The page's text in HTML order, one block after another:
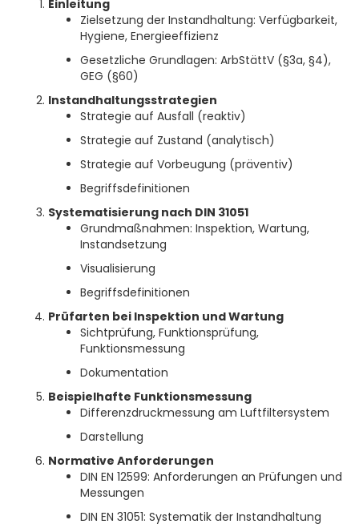
Einleitung
Zielsetzung der Instandhaltung: Verfügbarkeit,
Hygiene, Energieeffizienz
Gesetzliche Grundlagen: ArbStättV (§3a, §4),
GEG (§60)
Instandhaltungsstrategien
Strategie auf Ausfall (reaktiv)
Strategie auf Zustand (analytisch)
Strategie auf Vorbeugung (präventiv)
Begriffsdefinitionen
Systematisierung nach DIN 31051
Grundmaßnahmen: Inspektion, Wartung,
Instandsetzung
Visualisierung
Begriffsdefinitionen
Prüfarten bei Inspektion und Wartung
Sichtprüfung, Funktionsprüfung,
Funktionsmessung
Dokumentation
Beispielhafte Funktionsmessung
Differenzdruckmessung am Luftfiltersystem
Darstellung
Normative Anforderungen
DIN EN 12599: Anforderungen an Prüfungen und
Messungen
DIN EN 31051: Systematik der Instandhaltung